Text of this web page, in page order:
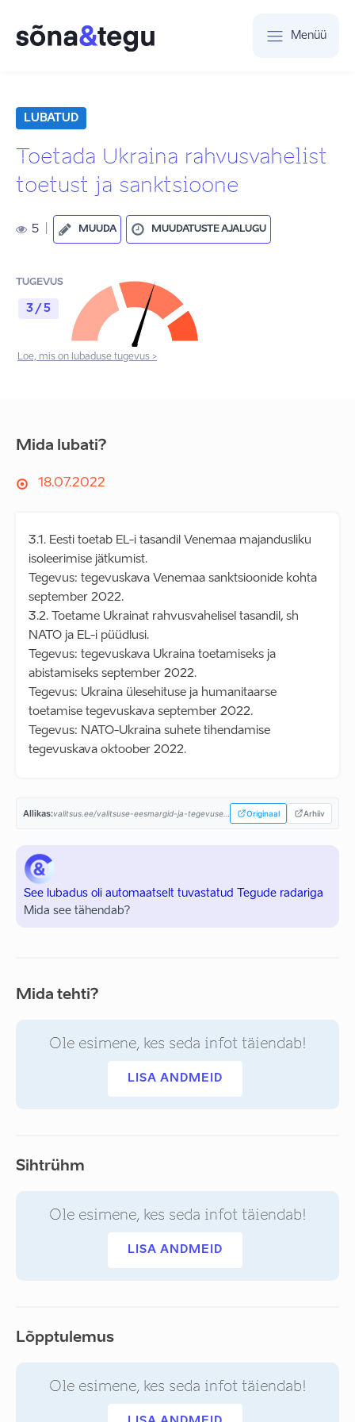
Menüü
LUBATUD
Toetada Ukraina rahvusvahelist
toetust ja sanktsioone
5 MUUDA MUUDATUSTE AJALUGU
TUGEVUS
3 / 5
Loe, mis on lubaduse tugevus >
Mida lubati?
18.07.2022
3.1. Eesti toetab EL-i tasandil Venemaa majandusliku
isoleerimise jätkumist.
Tegevus: tegevuskava Venemaa sanktsioonide kohta
september 2022.
3.2. Toetame Ukrainat rahvusvahelisel tasandil, sh
NATO ja EL-i püüdlusi.
Tegevus: tegevuskava Ukraina toetamiseks ja
abistamiseks september 2022.
Tegevus: Ukraina ülesehituse ja humanitaarse
toetamise tegevuskava september 2022.
Tegevus: NATO-Ukraina suhete tihendamise
tegevuskava oktoober 2022.
Allikas: Originaal Arhiiv
See lubadus oli automaatselt tuvastatud Tegude radariga
Mida see tähendab?
Mida tehti?
Ole esimene, kes seda infot täiendab!
LISA ANDMEID
Sihtrühm
Ole esimene, kes seda infot täiendab!
LISA ANDMEID
Lõpptulemus
Ole esimene, kes seda infot täiendab!